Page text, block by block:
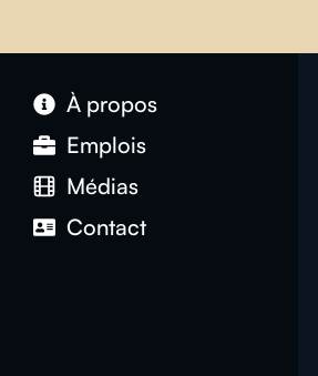
À propos
Emplois
Médias
Contact